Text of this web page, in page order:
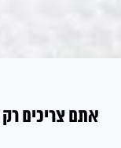
אתם צריכים